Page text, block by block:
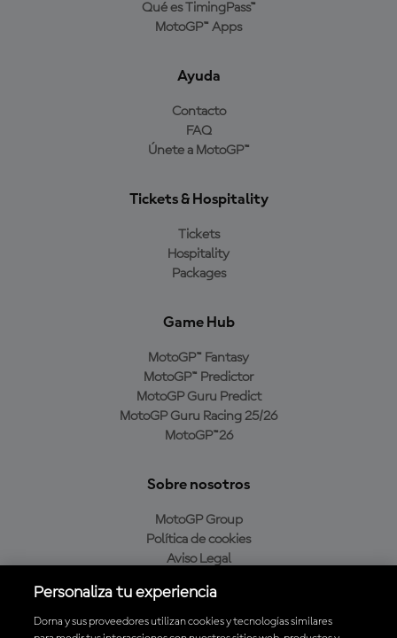
Qué es TimingPass™
MotoGP™ Apps
Ayuda
Contacto
FAQ
Únete a MotoGP™
Tickets & Hospitality
Tickets
Hospitality
Packages
Game Hub
MotoGP™ Fantasy
MotoGP™ Predictor
MotoGP Guru Predict
MotoGP Guru Racing 25/26
MotoGP™26
Sobre nosotros
MotoGP Group
Política de cookies
Aviso Legal
Política de compra
Personaliza tu experiencia
Dorna y sus proveedores utilizan cookies y tecnologías similares